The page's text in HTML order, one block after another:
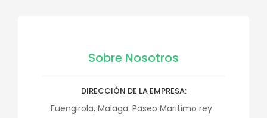
Sobre Nosotros
DIRECCIÓN DE LA EMPRESA
Fuengirola, Malaga. Paseo Maritimo rey